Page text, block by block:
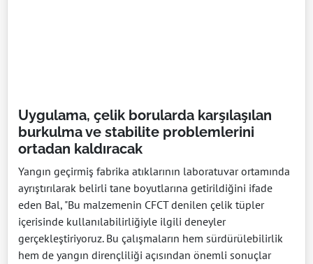
Uygulama, çelik borularda karşılaşılan
burkulma ve stabilite problemlerini
ortadan kaldıracak
Yangın geçirmiş fabrika atıklarının laboratuvar ortamında
ayrıştırılarak belirli tane boyutlarına getirildiğini ifade
eden Bal, "Bu malzemenin CFCT denilen çelik tüpler
içerisinde kullanılabilirliğiyle ilgili deneyler
gerçekleştiriyoruz. Bu çalışmaların hem sürdürülebilirlik
hem de yangın dirençliliği açısından önemli sonuçlar